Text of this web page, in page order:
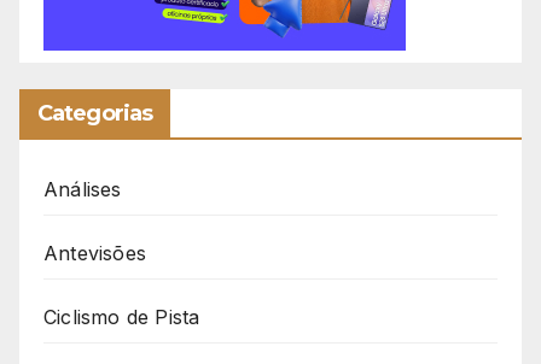
Categorias
Análises
Antevisões
Ciclismo de Pista